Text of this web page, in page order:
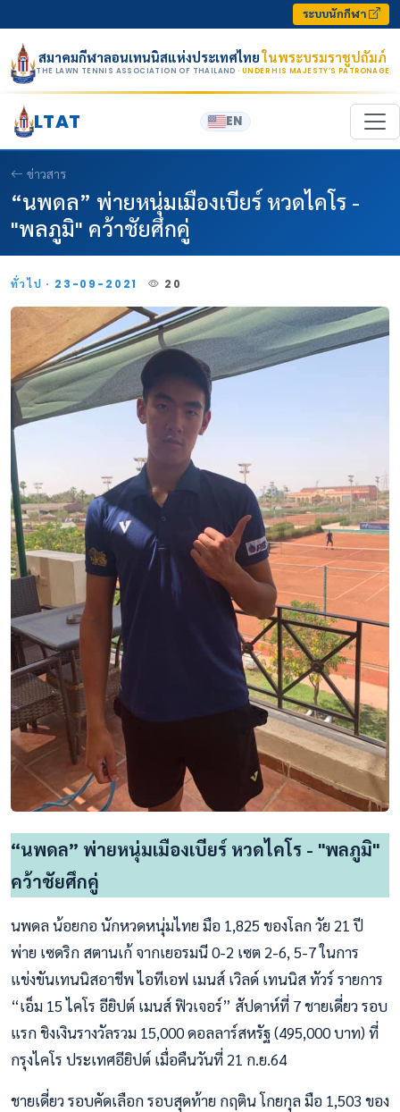
ระบบนักกีฬา
สมาคมกีฬาลอนเทนนิสแห่งประเทศไทยในพระบรมราชูปถัมภ์
THE LAWN TENNIS ASSOCIATION OF THAILAND · UNDER HIS MAJESTY’S PATRONAGE
LTAT EN
ข่าวสาร
“นพดล” พ่ายหนุ่มเมืองเบียร์ หวดไคโร -
"พลภูมิ" คว้าชัยศึกคู่
ทั่วไป · 23-09-2021 20
“นพดล” พ่ายหนุ่มเมืองเบียร์ หวดไคโร - "พลภูมิ"
คว้าชัยศึกคู่
นพดล น้อยกอ นักหวดหนุ่มไทย มือ 1,825 ของโลก วัย 21 ปี
พ่าย เซดริก สตานเก้ จากเยอรมนี 0-2 เซต 2-6, 5-7 ในการ
แข่งขันเทนนิสอาชีพ ไอทีเอฟ เมนส์ เวิลด์ เทนนิส ทัวร์ รายการ
“เอ็ม 15 ไคโร อียิปต์ เมนส์ ฟิวเจอร์” สัปดาห์ที่ 7 ชายเดี่ยว รอบ
แรก ชิงเงินรางวัลรวม 15,000 ดอลลาร์สหรัฐ (495,000 บาท) ที่
กรุงไคโร ประเทศอียิปต์ เมื่อคืนวันที่ 21 ก.ย.64
ชายเดี่ยว รอบคัดเลือก รอบสุดท้าย กฤติน โกยกุล มือ 1,503 ของ